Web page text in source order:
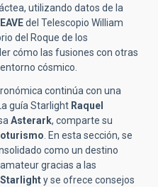
utilizando datos de la
del Telescopio William
del Roque de los
cómo las fusiones con otras
cósmico.
continúa con una
guía Starlight Raquel
Asterark, comparte su
. En esta sección, se
como un destino
gracias a las
y se ofrece consejos